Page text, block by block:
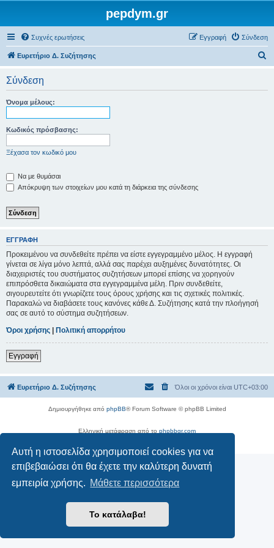
Αυτή η ιστοσελίδα χρησιμοποιεί cookies για να
επιβεβαιώσει ότι θα έχετε την καλύτερη δυνατή
εμπειρία χρήσης. Μάθετε περισσότερα
Το κατάλαβα!
pepdym.gr
Συχνές ερωτήσεις Σύνδεση
Εγγραφή
Ευρετήριο Δ. Συζήτησης
Σύνδεση
Όνομα μέλους:
Κωδικός πρόσβασης:
Ξέχασα τον κωδικό μου
Να με θυμάσαι
Απόκρυψη των στοιχείων μου κατά τη διάρκεια της σύνδεσης
ΕΓΓΡΑΦΉ
Προκειμένου να συνδεθείτε πρέπει να είστε εγγεγραμμένο μέλος. Η εγγραφή
γίνεται σε λίγα μόνο λεπτά, αλλά σας παρέχει αυξημένες δυνατότητες. Οι
διαχειριστές του συστήματος συζητήσεων μπορεί επίσης να χορηγούν
επιπρόσθετα δικαιώματα στα εγγεγραμμένα μέλη. Πριν συνδεθείτε,
σιγουρευτείτε ότι γνωρίζετε τους όρους χρήσης και τις σχετικές πολιτικές.
Παρακαλώ να διαβάσετε τους κανόνες κάθε Δ. Συζήτησης κατά την πλοήγησή
σας σε αυτό το σύστημα συζητήσεων.
Όροι χρήσης | Πολιτική απορρήτου
Εγγραφή
Ευρετήριο Δ. Συζήτησης Όλοι οι χρόνοι είναι UTC+03:00
Δημιουργήθηκε από phpBB® Forum Software © phpBB Limited
Ελληνική μετάφραση από το phpbbgr.com